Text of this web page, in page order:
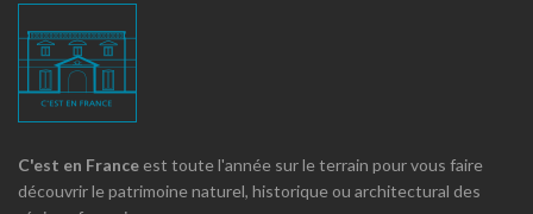
C'est en France est toute l'année sur le terrain pour vous faire
découvrir le patrimoine naturel, historique ou architectural des